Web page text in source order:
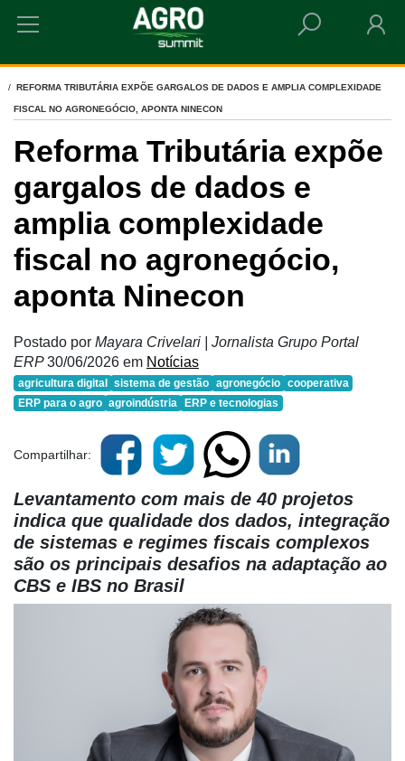
HOME
REFORMA TRIBUTÁRIA EXPÕE GARGALOS DE DADOS E AMPLIA COMPLEXIDADE
FISCAL NO AGRONEGÓCIO, APONTA NINECON
Reforma Tributária expõe
gargalos de dados e
amplia complexidade
fiscal no agronegócio,
aponta Ninecon
Postado por Mayara Crivelari | Jornalista Grupo Portal
ERP30/06/2026 em Notícias
agricultura digital sistema de gestão agronegócio cooperativa
ERP para o agro agroindústria ERP e tecnologias
Compartilhar:
Levantamento com mais de 40 projetos
indica que qualidade dos dados, integração
de sistemas e regimes fiscais complexos
são os principais desafios na adaptação ao
CBS e IBS no Brasil